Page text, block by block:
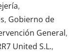
,
, Gobierno de
General,
United S.L.,